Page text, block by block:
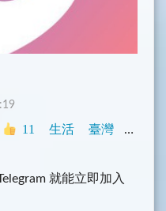
11 生活 臺灣 閒聊
就能立即加入